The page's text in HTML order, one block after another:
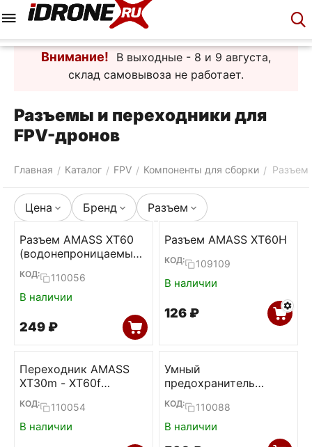
Внимание!
В выходные - 8 и 9 августа,
склад самовывоза не работает.
Разъемы и переходники для
FPV-дронов
Главная / Каталог / FPV / Компоненты для сборки /
Цена Бренд Разъем
Разъем AMASS XT60
(водонепроницаемые,
пара)
КОД: 110056
В наличии
‍249‍ ₽
Разъем AMASS XT60H
КОД: 109109
В наличии
‍126‍ ₽
Переходник AMASS
XT30m - XT60f
(100mm)
КОД: 110054
В наличии
Умный
предохранитель
JHMEMCU 1-6S (XT30 /
XT60)
КОД: 110088
В наличии
Корзина